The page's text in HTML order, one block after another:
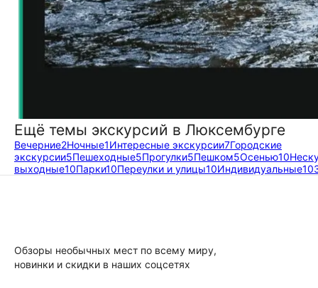
Ещё темы экскурсий в Люксембурге
Вечерние2Ночные1Интересные экскурсии7Городские
экскурсии5Пешеходные5Прогулки5Пешком5Осенью10
выходные10Парки10Переулки и улицы10Индивидуальные10
Обзоры необычных мест по всему миру,
новинки и скидки в наших соцсетях